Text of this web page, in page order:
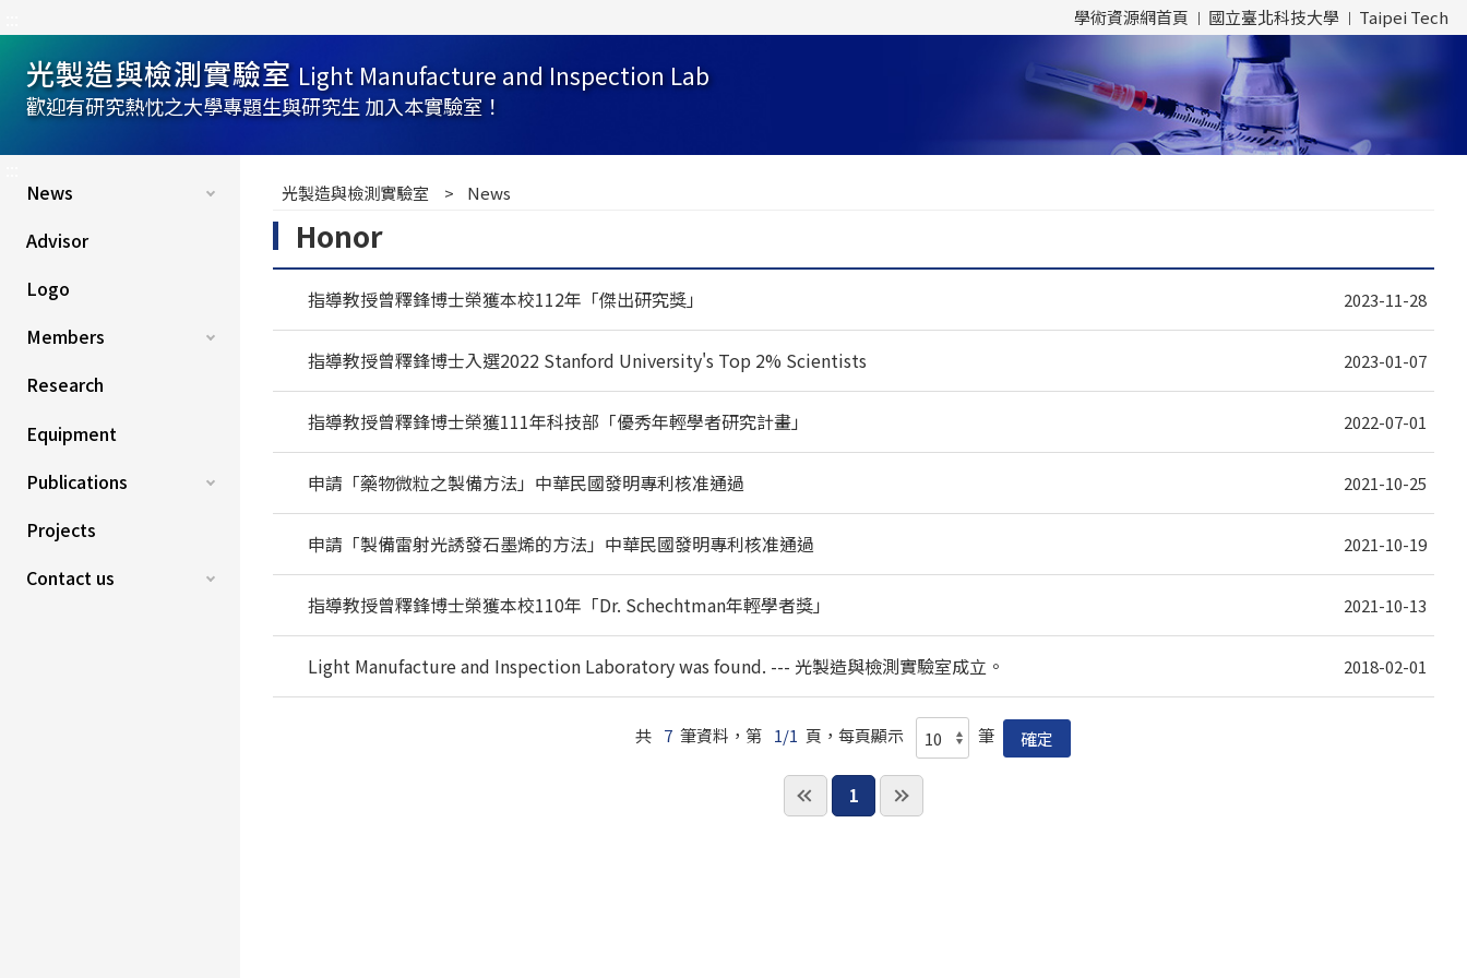
學術資源網首頁 國立臺北科技大學 Taipei Tech
光製造與檢測實驗室 Light Manufacture and Inspection Lab
歡迎有研究熱忱之大學專題生與研究生 加入本實驗室！
News
Advisor
Logo
Members
Research
Equipment
Publications
Projects
Contact us
光製造與檢測實驗室 News
Honor
指導教授曾釋鋒博士榮獲本校112年「傑出研究獎」 2023-11-28
指導教授曾釋鋒博士入選2022 Stanford University's Top 2% Scientists 2023-01-07
指導教授曾釋鋒博士榮獲111年科技部「優秀年輕學者研究計畫」 2022-07-01
申請「藥物微粒之製備方法」中華民國發明專利核准通過 2021-10-25
申請「製備雷射光誘發石墨烯的方法」中華民國發明專利核准通過 2021-10-19
指導教授曾釋鋒博士榮獲本校110年「Dr. Schechtman年輕學者獎」 2021-10-13
Light Manufacture and Inspection Laboratory was found. --- 光製造與檢測實驗室成立。 2018-02-01
共 7 筆資料，第 1/1 頁，每頁顯示 筆
1